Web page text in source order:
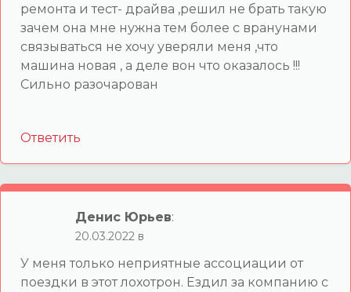
ремонта и тест- драйва ,решил не брать такую
зачем она мне нужна тем более с вранунами
связываться не хочу уверяли меня ,что
машина новая , а деле вон что оказалось !!!
Сильно разочарован
Ответить
Денис Юрьев:
20.03.2022 в
У меня только неприятные ассоциации от
поездки в этот лохотрон. Ездил за компанию с